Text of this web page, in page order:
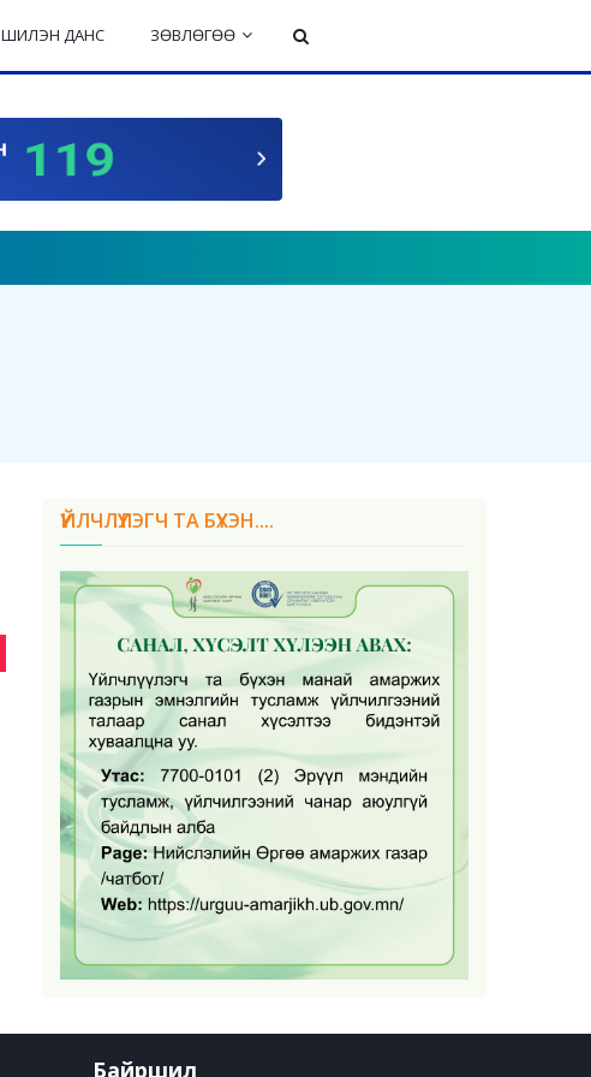
ШИЛЭН ДАНС ЗӨВЛӨГӨӨ
ҮЙЛЧЛҮҮЛЭГЧ ТА БҮХЭН....
Байршил